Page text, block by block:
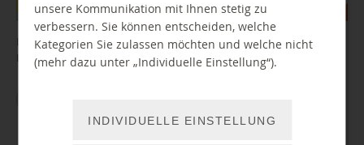
Diese Angebote erwarten Euch in den Sommerferien in unseren
Bibliotheken.
unsere Kommunikation mit Ihnen stetig zu
verbessern. Sie können entscheiden, welche
Kategorien Sie zulassen möchten und welche nicht
(mehr dazu unter „Individuelle Einstellung“).
INDIVIDUELLE EINSTELLUNG